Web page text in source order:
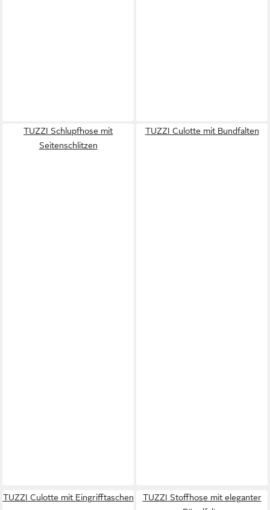
TUZZI Schlupfhose mit
Seitenschlitzen
TUZZI Culotte mit Bundfalten
TUZZI Culotte mit Eingrifftaschen
TUZZI Stoffhose mit eleganter